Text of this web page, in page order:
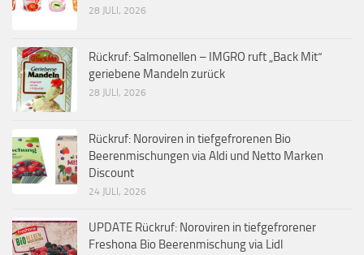
28 JULI, 2026
Rückruf: Salmonellen – IMGRO ruft „Back Mit“
geriebene Mandeln zurück
28 JULI, 2026
Rückruf: Noroviren in tiefgefrorenen Bio
Beerenmischungen via Aldi und Netto Marken
Discount
24 JULI, 2026
UPDATE Rückruf: Noroviren in tiefgefrorener
Freshona Bio Beerenmischung via Lidl